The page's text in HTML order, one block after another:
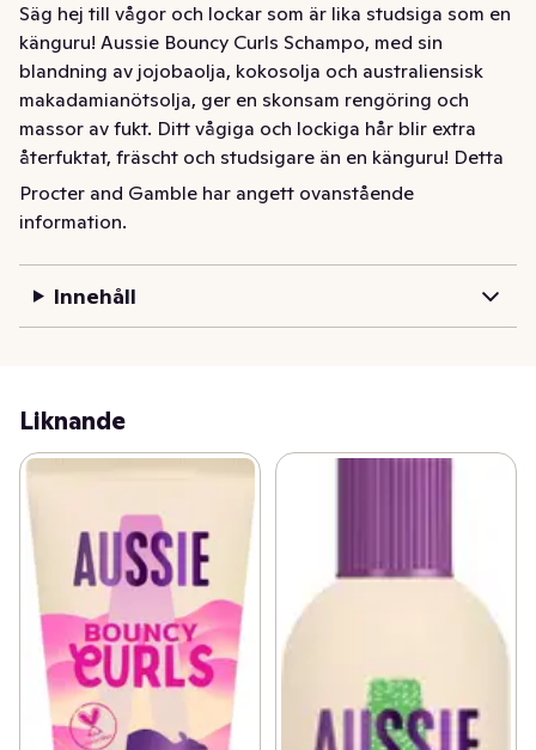
Säg hej till vågor och lockar som är lika studsiga som en
känguru! Aussie Bouncy Curls Schampo, med sin
blandning av jojobaolja, kokosolja och australiensisk
makadamianötsolja, ger en skonsam rengöring och
massor av fukt. Ditt vågiga och lockiga hår blir extra
återfuktat, fräscht och studsigare än en känguru! Detta
schampo för lockigt hår är formulerat utan SLS,
silikonfritt, veganskt* och PETA-certifierat cruelty-free.
Bouncy Curls hårvårdsserie. *Vegansk formula: inga
ingredienser eller biprodukter från djur
Procter and Gamble har angett ovanstående
information.
Innehåll
Liknande